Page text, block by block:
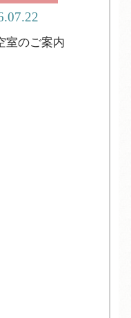
室のご案内